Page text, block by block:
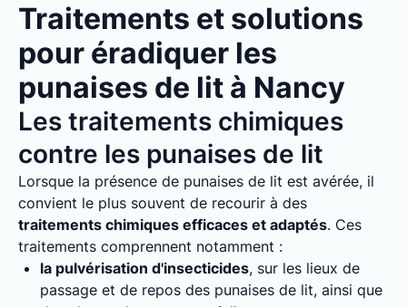
Traitements et solutions
pour éradiquer les
punaises de lit à Nancy
Les traitements chimiques
contre les punaises de lit
Lorsque la présence de punaises de lit est avérée, il
convient le plus souvent de recourir à des
traitements chimiques efficaces et adaptés. Ces
traitements comprennent notamment :
la pulvérisation d'insecticides, sur les lieux de
passage et de repos des punaises de lit, ainsi que